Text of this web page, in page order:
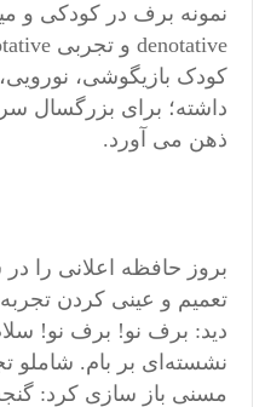
نمونه برف در کودکی و
کودک بازیگوشی،
داشته؛ برای بزرگسال
ذهن می آورد.
بروز حافظه اعلانی را
تعمیم و عینی کردن
دید: برف نو! برف نو!
نشسته‌ای بر بام. شاملو
مسنی باز سازی کرد: